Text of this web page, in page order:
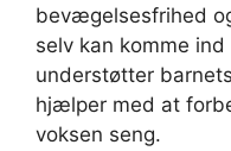
bevægelsesfrihed
selv kan komme
understøtter
hjælper med at
voksen seng.